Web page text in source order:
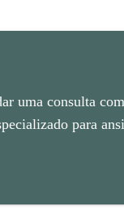
uma consulta
para